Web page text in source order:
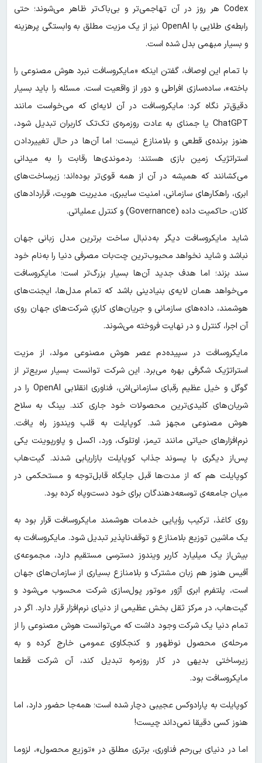
Codex هر روز در آن تهاجمی‌تر و بی‌باک‌تر ظاهر می‌شوند؛ حتی
رابطه‌ی طلایی با OpenAI نیز از یک مزیت مطلق به وابستگی پرهزینه
و بسیار مبهمی بدل شده است.
با تمام این اوصاف، گفتن اینکه «مایکروسافت نبرد هوش مصنوعی را
باخته»، ساده‌سازی افراطی و دور از واقعیت است. مسئله را باید بسیار
دقیق‌تر نگاه کرد؛ مایکروسافت در آن لایه‌ای که می‌خواست مانند
ChatGPT یا جمنای به عادت روزمره‌ی تک‌تک کاربران تبدیل شود،
هنوز برنده‌ی قطعی و بلامنازع نیست؛ اما آن‌ها در حال تغییردادن
استراتژیک زمین بازی هستند؛ ردموندی‌ها رقابت را به میدانی
می‌کشانند که همیشه در آن از همه قوی‌تر بوده‌اند؛ زیرساخت‌های
ابری، راهکارهای سازمانی، امنیت سایبری، مدیریت هویت، قراردادهای
کلان، حاکمیت داده (Governance) و کنترل عملیاتی.
شاید مایکروسافت دیگر به‌دنبال ساخت برترین مدل زبانی جهان
نباشد و شاید نخواهد محبوب‌ترین چت‌بات مصرفی دنیا را به‌نام خود
سند بزند؛ اما هدف جدید آن‌ها بسیار بزرگ‌تر است؛ مایکروسافت
می‌خواهد همان لایه‌ی بنیادینی باشد که تمام مدل‌ها، ایجنت‌های
هوشمند، داده‌های سازمانی و جریان‌های کاریِ شرکت‌های جهان روی
آن اجرا، کنترل و در نهایت فروخته می‌شوند.
مایکروسافت در سپیده‌دم عصر هوش مصنوعی مولد، از مزیت
استراتژیک شگرفی بهره می‌برد. این شرکت توانست بسیار سریع‌تر از
گوگل و خیل عظیم رقبای سازمانی‌اش، فناوری انقلابی OpenAI را در
شریان‌های کلیدی‌ترین محصولات خود جاری کند. بینگ به سلاح
هوش مصنوعی مجهز شد. کوپایلت به قلب ویندوز راه یافت.
نرم‌افزارهای حیاتی مانند تیمز، اوتلوک، ورد، اکسل و پاورپوینت یکی
پس‌از دیگری با پسوند جذاب کوپایلت بازاریابی شدند. گیت‌هاب
کوپایلت هم که از مدت‌ها قبل جایگاه قابل‌توجه و مستحکمی در
میان جامعه‌ی توسعه‌دهندگان برای خود دست‌وپاه کرده بود.
روی کاغذ، ترکیب رؤیایی خدمات هوشمند مایکروسافت قرار بود به
یک ماشین توزیع بلامنازع و توقف‌ناپذیر تبدیل شود. مایکروسافت به
بیش‌از یک میلیارد کاربر ویندوز دسترسی مستقیم دارد، مجموعه‌ی
آفیس هنوز هم زبان مشترک و بلامنازع بسیاری از سازمان‌های جهان
است، پلتفرم ابری آژور موتور پول‌سازی شرکت محسوب می‌شود و
گیت‌هاب، در مرکز ثقل بخش عظیمی از دنیای نرم‌افزار قرار دارد. اگر در
تمام دنیا یک شرکت وجود داشت که می‌توانست هوش مصنوعی را از
مرحله‌ی محصول نوظهور و کنجکاوی عمومی خارج کرده و به
زیرساختی بدیهی در کار روزمره تبدیل کند، آن شرکت قطعا
مایکروسافت بود.
کوپایلت به پارادوکس عجیبی دچار شده است؛ همه‌جا حضور دارد، اما
هنوز کسی دقیقا نمی‌داند چیست!
اما در دنیای بی‌رحم فناوری، برتری مطلق در «توزیع محصول»، لزوما